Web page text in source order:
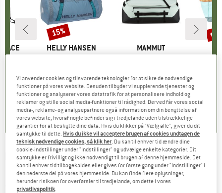
FACE
pris
€
3
MÆRKE
HELLY HANSEN
Pris
114,95 €Nedsat pris
97,71 €
5,0(1)
Rabat
15%
MÆRKE
MAMMUT
Pris
159,95 €
0,0(0)
til
HELLY HANSEN -HH Classic Duffel Bag 50 -
Rejsetaske
(0)
Vi anvender cookies og tilsvarende teknologier for at sikre de nødvendige
funktioner på vores website. Desuden tilbyder vi supplerende tjenester og
funktioner og analyserer vores datatrafik for at personalisere indhold og
reklamer og stille social media-funktioner til rådighed. Derved får vores social
media-, reklame- og analysepartnere også information om din benyttelse af
vores website, hvoraf nogle befinder sig i tredjelande uden tilstrækkelige
garantier for at beskytte dine data. Hvis du klikker på "Vælg alle", giver du dit
samtykke til dette. Hvis du ikke vil acceptere brugen af cookies undtagen de
teknisk nødvendige cookies, så klik her . Du kan til enhver tid ændre dine
cookie-indstillinger under "Indstillinger" og udvælge enkelte kategorier. Dit
samtykke er frivilligt og ikke nødvendigt til brugen af denne hjemmeside. Det
kan til enhver tid tilbagekaldes eller gives for første gang under "Indstillinger" i
den nederste del på vores hjemmeside. Du kan finde flere oplysninger,
herunder risikoen for overførsler til tredjelande, om dette i vores
privatlivspolitik